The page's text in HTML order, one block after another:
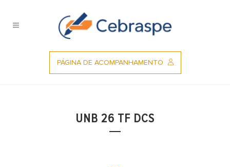
PÁGINA DE ACOMPANHAMENTO
UNB 26 TF DCS